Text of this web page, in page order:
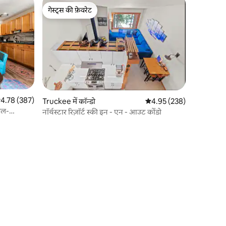
रेटिंग 5 में से 4.78, 387 समीक्षाएँ
4.78 (387)
गेस्ट्स की फ़ेवरेट
गेस्ट्स की फ़ेवरेट
Truckee में कॉन्डो औसत रेटिंग 5 में से 4.95,
4.95 (238)
नॉर्थस्टार रिज़ॉर्ट स्की इन - एन - आउट कोंडो